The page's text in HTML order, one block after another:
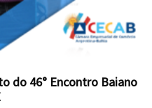
do 46° Encontro Baiano